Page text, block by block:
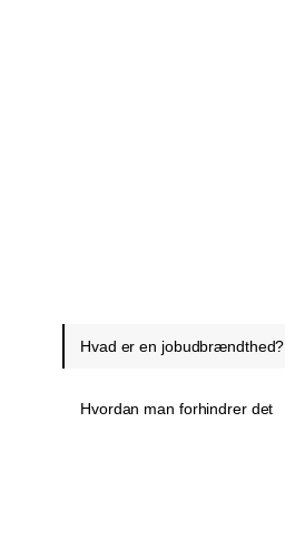
Hvad er en jobudbrændthed?
Hvordan man forhindrer det